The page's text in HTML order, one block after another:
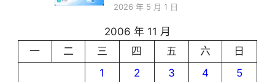
2026 年 5 月 1 日
2006 年 11 月
一
二 三 四 五 六
日
1
2 3 4
5